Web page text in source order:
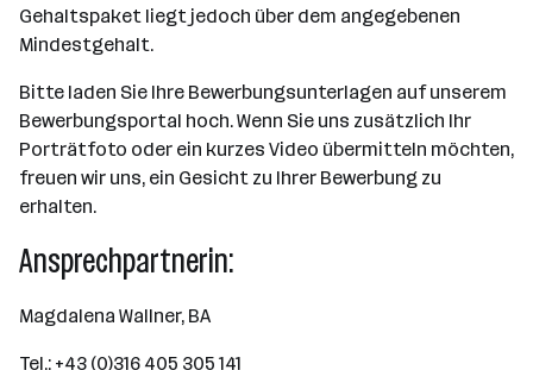
Gehaltspaket liegt jedoch über dem angegebenen
Mindestgehalt.
Bitte laden Sie Ihre Bewerbungsunterlagen auf unserem
Bewerbungsportal hoch. Wenn Sie uns zusätzlich Ihr
Porträtfoto oder ein kurzes Video übermitteln möchten,
freuen wir uns, ein Gesicht zu Ihrer Bewerbung zu
erhalten.
Ansprechpartnerin:
Magdalena Wallner, BA
Tel.: +43 (0)316 405 305 141